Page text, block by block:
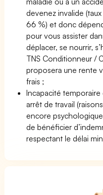
devenez invalide
66 %) et donc
pour vous assister
déplacer, se nourrir,
TNS Conditionneur /
proposera une rente
frais ;
Incapacité temporaire
arrêt de travail
encore
de bénéficier
respectant le délai